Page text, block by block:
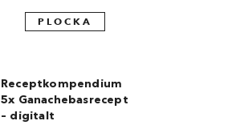
PLOCKA
Receptkompendium
5x Ganachebasrecept
– digitalt